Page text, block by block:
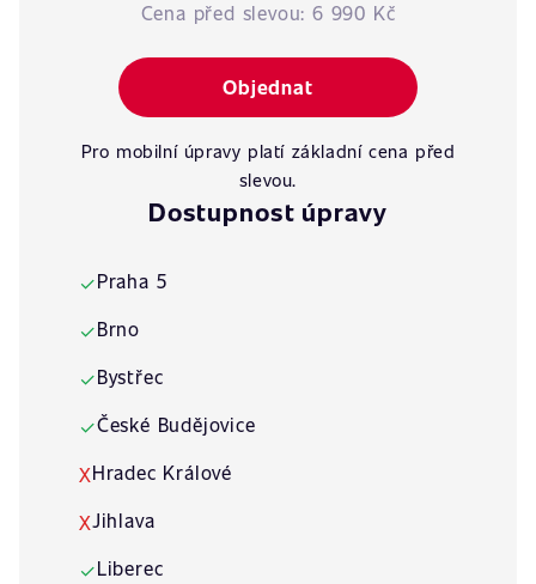
Cena před slevou: 6 990 Kč
Objednat
Pro mobilní úpravy platí základní cena před
slevou.
Dostupnost úpravy
✓Praha 5
✓Brno
✓Bystřec
✓České Budějovice
XHradec Králové
XJihlava
✓Liberec